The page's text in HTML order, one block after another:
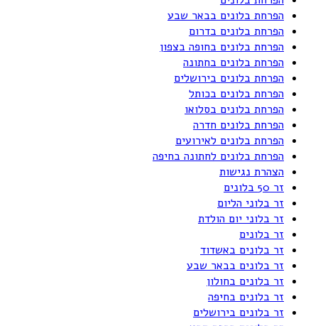
הפרחת בלונים בבאר שבע
הפרחת בלונים בדרום
הפרחת בלונים בחופה בצפון
הפרחת בלונים בחתונה
הפרחת בלונים בירושלים
הפרחת בלונים בכותל
הפרחת בלונים בסלואו
הפרחת בלונים חדרה
הפרחת בלונים לאירועים
הפרחת בלונים לחתונה בחיפה
הצהרת נגישות
זר 50 בלונים
זר בלוני הליום
זר בלוני יום הולדת
זר בלונים
זר בלונים באשדוד
זר בלונים בבאר שבע
זר בלונים בחולון
זר בלונים בחיפה
זר בלונים בירושלים